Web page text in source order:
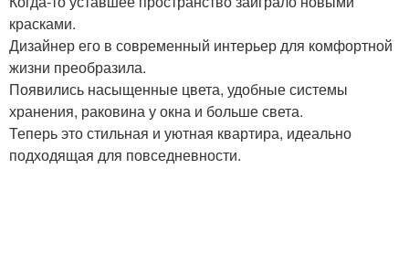
красками.
Дизайнер его в современный интерьер для комфортной
жизни преобразила.
Появились насыщенные цвета, удобные системы
хранения, раковина у окна и больше света.
Теперь это стильная и уютная квартира, идеально
подходящая для повседневности.